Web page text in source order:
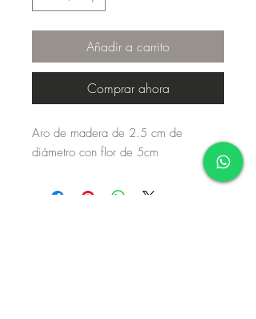
Añadir a carrito
Comprar ahora
Aro de madera de 2.5 cm de
diámetro con flor de 5cm